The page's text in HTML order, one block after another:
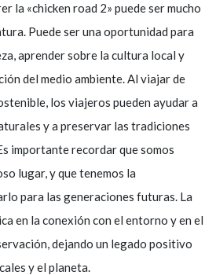
la «chicken road 2» puede ser mucho
Puede ser una oportunidad para
aprender sobre la cultura local y
del medio ambiente. Al viajar de
los viajeros pueden ayudar a
y a preservar las tradiciones
importante recordar que somos
lugar, y que tenemos la
para las generaciones futuras. La
en la conexión con el entorno y en el
dejando un legado positivo
y el planeta.